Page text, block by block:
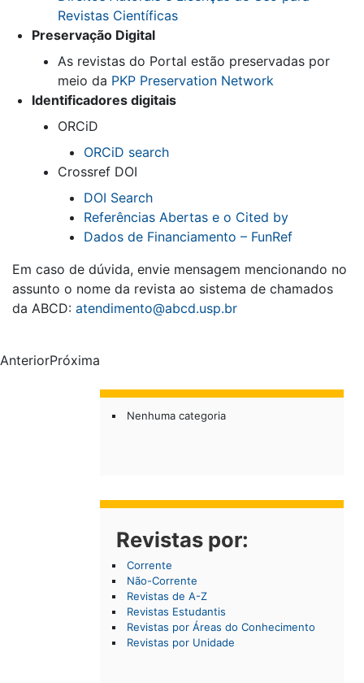
Revistas Científicas
Preservação Digital
As revistas do Portal estão preservadas por
meio da PKP Preservation Network
Identificadores digitais
ORCiD
ORCiD search
Crossref DOI
DOI Search
Referências Abertas e o Cited by
Dados de Financiamento – FunRef
Em caso de dúvida, envie mensagem mencionando no
assunto o nome da revista ao sistema de chamados
da ABCD: atendimento@abcd.usp.br
AnteriorPróxima
Nenhuma categoria
Revistas por:
Corrente
Não-Corrente
Revistas de A-Z
Revistas Estudantis
Revistas por Áreas do Conhecimento
Revistas por Unidade